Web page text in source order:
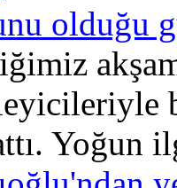
olduğu
Yoğun